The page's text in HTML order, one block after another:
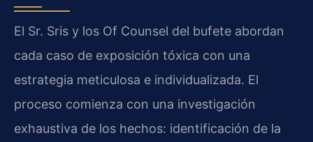
El Sr. Sris y los Of Counsel del bufete abordan
cada caso de exposición tóxica con una
estrategia meticulosa e individualizada. El
proceso comienza con una investigación
exhaustiva de los hechos: identificación de la